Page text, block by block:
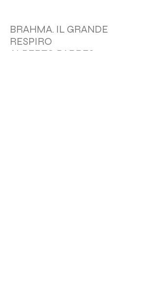
BRAHMA. IL GRANDE
RESPIRO
ALBERTO PARRES